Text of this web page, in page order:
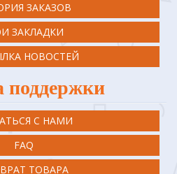
ЗАКАЗОВ
ЗАКЛАДКИ
НОВОСТЕЙ
поддержки
С НАМИ
FAQ
ТОВАРА